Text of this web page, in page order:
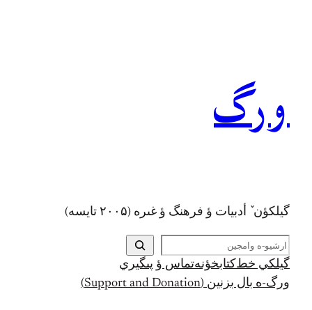
ورگ
گيلکؤن ٚ أدبیات ؤ فرهنگ ؤ غىره (۲۰۰۵ تايسه)
ج
س
ت
ج
گيلکي خط کتابخؤنهتماس ؤ پىگيري
ورگ-ه بال بزنين (Support and Donation)